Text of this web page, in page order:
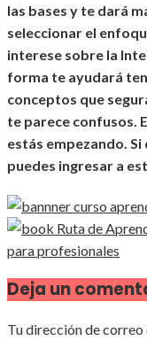
las bases y te dará
seleccionar el
interese sobre la
forma te ayudará
conceptos que
te parece confusos.
estás empezando.
puedes ingresar a
Deja un
Tu dirección de